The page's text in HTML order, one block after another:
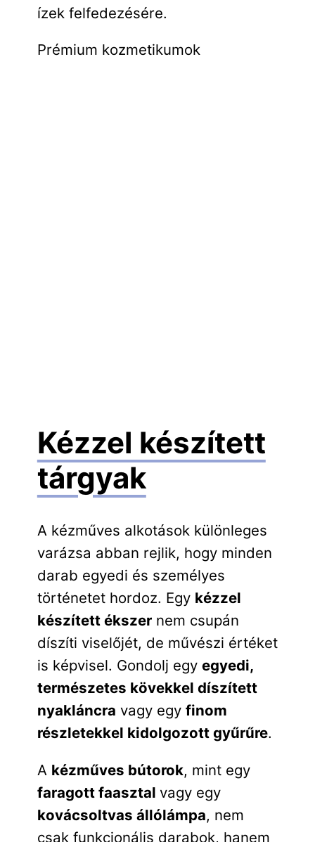
ízek felfedezésére.
Prémium kozmetikumok
Kézzel készített
tárgyak
A kézműves alkotások különleges
varázsa abban rejlik, hogy minden
darab egyedi és személyes
történetet hordoz. Egy kézzel
készített ékszernem csupán
díszíti viselőjét, de művészi értéket
is képvisel. Gondolj egy egyedi,
természetes kövekkel díszített
nyakláncra vagy egy finom
részletekkel kidolgozott gyűrűre.
A kézműves bútorok, mint egy
faragott faasztal vagy egy
kovácsoltvas állólámpa, nem
csak funkcionális darabok, hanem